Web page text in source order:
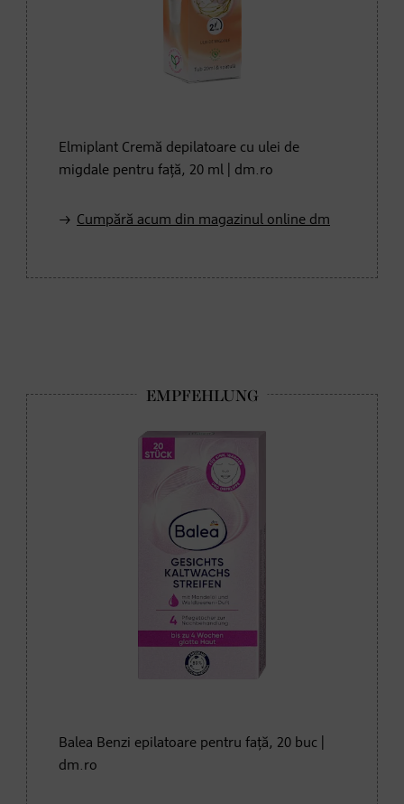
Elmiplant Cremă depilatoare cu ulei de
migdale pentru față, 20 ml | dm.ro
Cumpără acum din magazinul online dm
Balea Benzi epilatoare pentru față, 20 buc |
dm.ro